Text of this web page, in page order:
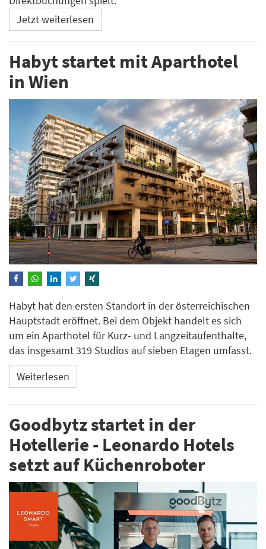
Jetzt weiterlesen
Habyt startet mit Aparthotel
in Wien
Habyt hat den ersten Standort in der österreichischen
Hauptstadt eröffnet. Bei dem Objekt handelt es sich
um ein Aparthotel für Kurz- und Langzeitaufenthalte,
das insgesamt 319 Studios auf sieben Etagen umfasst.
Weiterlesen
Goodbytz startet in der
Hotellerie - Leonardo Hotels
setzt auf Küchenroboter